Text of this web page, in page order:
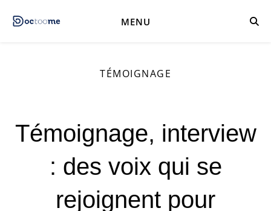
MENU
TÉMOIGNAGE
Témoignage, interview
: des voix qui se
rejoignent pour